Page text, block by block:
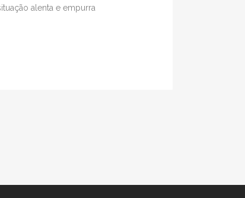
alenta e empurra